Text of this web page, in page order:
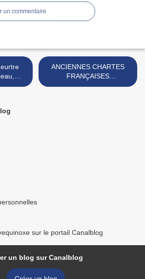
un commentaire
en la
ANCIENNES CHARTES
FRANÇAISES
CONSERVÉES AUX
sur le portail Canalblog
un blog sur Canalblog